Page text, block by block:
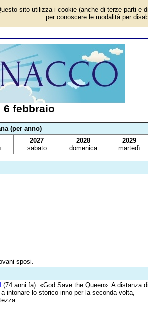
anniversari e curiosità: Inizia il regno di
Andrea Orlandini; Olimpiadi invernali del
6 febbraio
(per anno)
2027
sabato
2028
domenica
2029
martedì
sposi.
(74 anni fa): «God Save the Queen». A distanza di
intonare lo storico inno per la seconda volta,
sito utilizza i cookie (anche di terze parti e
per conoscere le modalità per